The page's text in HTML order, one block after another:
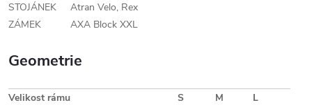
STOJÁNEK
Atran Velo, Rex
ZÁMEK
AXA Block XXL
Geometrie
Velikost rámu S M
L